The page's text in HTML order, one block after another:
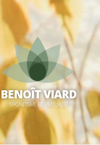
BENOÎT VIARD
MAGNÉTISME ET SPIRITUALITÉ